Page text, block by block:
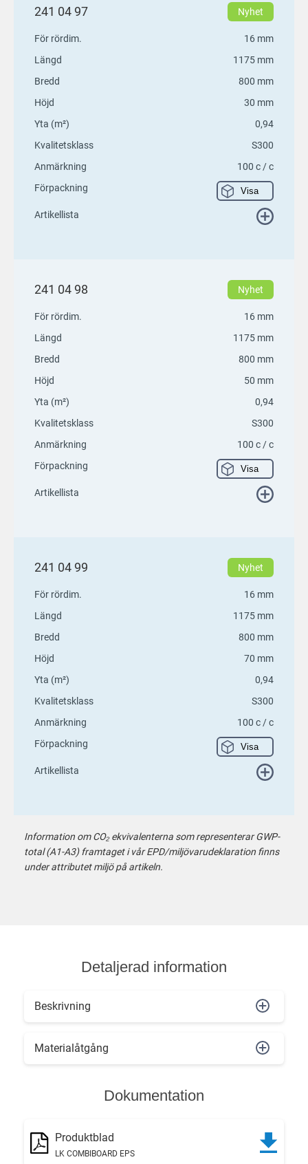
241 04 97 Nyhet
För rördim.
16 mm
Längd
1175 mm
Bredd
800 mm
Höjd
30 mm
Yta (m²)
0,94
Kvalitetsklass
S300
Anmärkning
100 c / c
Förpackning
Visa
Artikellista
241 04 98 Nyhet
För rördim.
16 mm
Längd
1175 mm
Bredd
800 mm
Höjd
50 mm
Yta (m²)
0,94
Kvalitetsklass
S300
Anmärkning
100 c / c
Förpackning
Visa
Artikellista
241 04 99 Nyhet
För rördim.
16 mm
Längd
1175 mm
Bredd
800 mm
Höjd
70 mm
Yta (m²)
0,94
Kvalitetsklass
S300
Anmärkning
100 c / c
Förpackning
Visa
Artikellista
Information om CO₂ ekvivalenterna som representerar GWP-
total (A1-A3) framtaget i vår EPD/miljövarudeklaration finns
under attributet miljö på artikeln.
Detaljerad information
Beskrivning
Materialåtgång
Dokumentation
Produktblad
LK COMBIBOARD EPS